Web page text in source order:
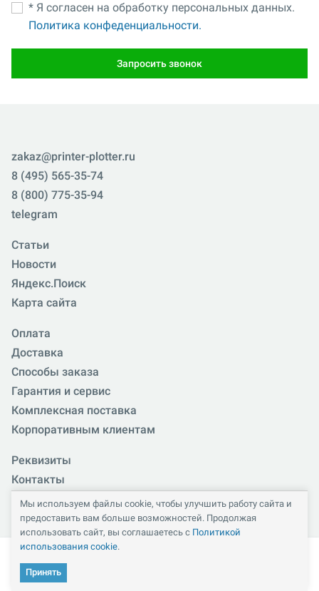
Кабинет
* Я согласен на обработку персональных данных.
Политика конфеденциальности.
Запросить звонок
zakaz@printer-plotter.ru
8 (495) 565-35-74
8 (800) 775-35-94
telegram
Статьи
Новости
Яндекс.Поиск
Карта сайта
Оплата
Доставка
Способы заказа
Гарантия и сервис
Комплексная поставка
Корпоративным клиентам
Реквизиты
Контакты
Схема проезда
Наши клиенты
Госучреждениям
Мы используем файлы cookie, чтобы улучшить работу сайта и
предоставить вам больше возможностей. Продолжая
использовать сайт, вы соглашаетесь с Политикой
использования cookie.
Принять